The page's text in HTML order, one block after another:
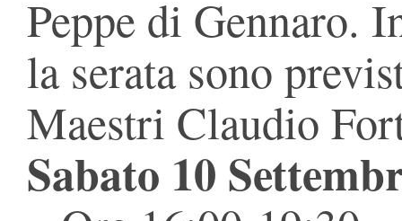
Peppe di Gennaro.
la serata sono
Maestri Claudio
Sabato 10